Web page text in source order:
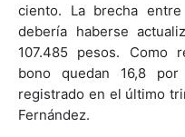
ciento. La brecha
debería haberse
107.485 pesos. Como
bono quedan 16,8
registrado en el último
Fernández.